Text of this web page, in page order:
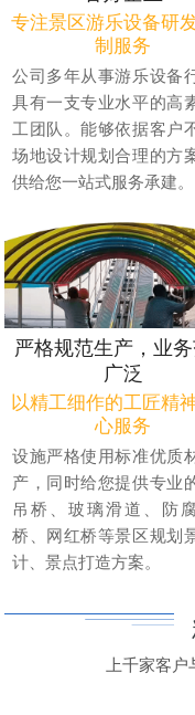
专注景区游乐设备研
制服务
公司多年从事游乐设备
具有一支专业水平的高
工团队。能够依据客户
场地设计规划合理的方
供给您一站式服务承建。
严格规范生产，业
广泛
以精工细作的工匠精
心服务
设施严格使用标准优质
产，同时给您提供专业
吊桥、玻璃滑道、防
桥、网红桥等景区规划
计、景点打造方案。
上千家客